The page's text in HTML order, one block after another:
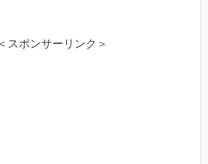
＜スポンサーリンク＞